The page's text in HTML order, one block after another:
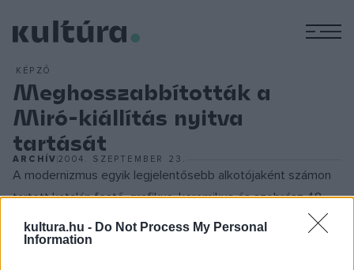
kultura.hu - Do Not Process My Personal
Information
KÉPZŐ
Meghosszabbították a
Miró-kiállítás nyitva
tartását
ARCHÍV2004. SZEPTEMBER 23.
A modernizmus egyik legjelentősebb alkotójaként számon
tartott katalán festő, grafikus, keramikus és szobrász 48
nagyméretű művét felvonultató tárlat július 7-től eredetileg
szeptember végéig tartott volna nyitva. A múzeum